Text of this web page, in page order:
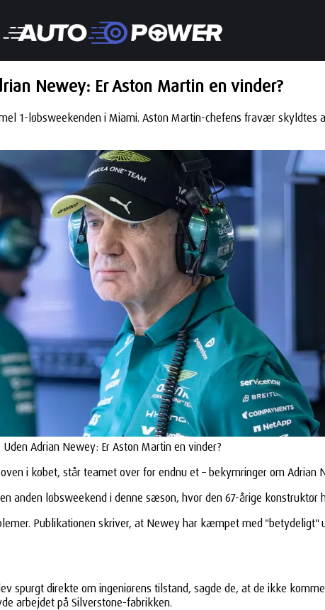
Newey: Er Aston Martin en vinder?
1-løbsweekenden i Miami. Aston Martin-chefens fravær skyldtes
Uden Adrian Newey: Er Aston Martin en vinder?
i købet, står teamet over for endnu et – bekymringer om Adrian
anden løbsweekend i denne sæson, hvor den 67-årige
Publikationen skriver, at Newey har kæmpet med "betydeligt"
spurgt direkte om ingeniørens tilstand, sagde de, at de ikke
arbejdet på Silverstone-fabrikken.